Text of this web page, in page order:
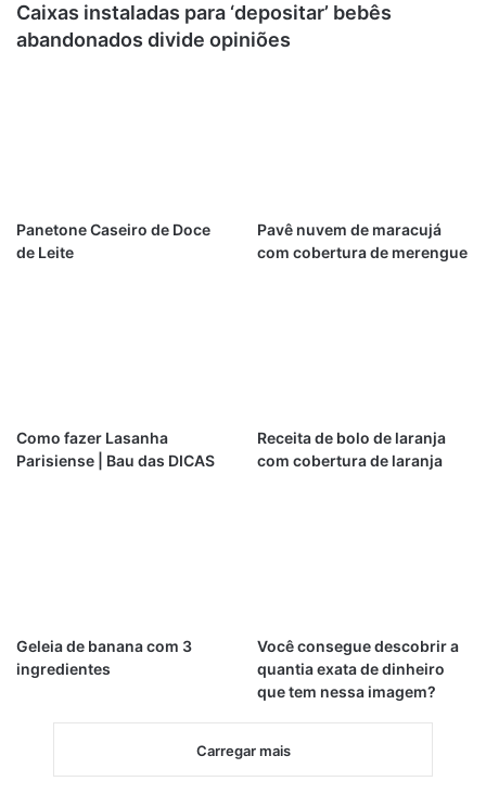
Caixas instaladas para ‘depositar’ bebês
abandonados divide opiniões
Panetone Caseiro de Doce
de Leite
Pavê nuvem de maracujá
com cobertura de merengue
Como fazer Lasanha
Parisiense | Bau das DICAS
Receita de bolo de laranja
com cobertura de laranja
Geleia de banana com 3
ingredientes
Você consegue descobrir a
quantia exata de dinheiro
que tem nessa imagem?
Carregar mais